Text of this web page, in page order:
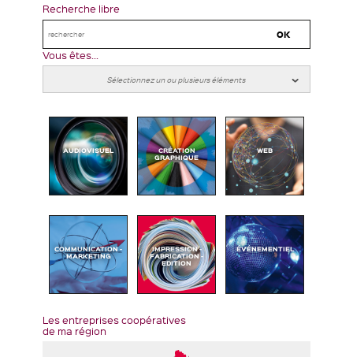
Recherche libre
Vous êtes...
AUDIOVISUEL CRÉATION
GRAPHIQUE
WEB
COMMUNICATION -
MARKETING
IMPRESSION -
FABRICATION -
EDITION
ÉVÉNEMENTIEL
Les entreprises coopératives
de ma région